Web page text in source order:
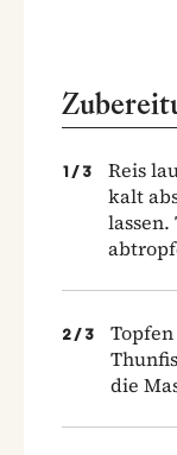
1 / 3
Reis
kalt
2/ 3
die